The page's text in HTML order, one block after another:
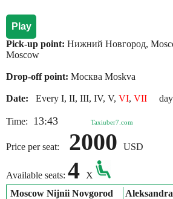
Play
Pick-up point: Нижний Новгород,
Moscow
Drop-off point: Москва Moskva
Date: Every I, II, III, IV, V, VI, VII
Time: 13:43 Taxiuber7.com
Price per seat: 2000 USD
Available seats: 4
X
Moscow Nijnii Novgorod
Aleksandra